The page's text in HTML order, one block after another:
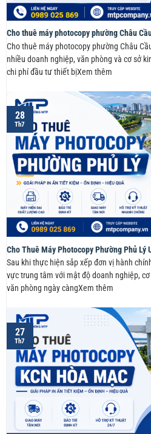
Cho thuê máy photocopy phường Châu
Cho thuê máy photocopy phường Châu
nhiều doanh nghiệp, văn phòng và cơ sở
chi phí đầu tư thiết bịXem thêm
Cho Thuê Máy Photocopy Phường Phủ Lý
Sau khi thực hiện sắp xếp đơn vị hành
vực trung tâm với mật độ doanh nghiệp,
văn phòng ngày càngXem thêm
28
Th7
27
Th7